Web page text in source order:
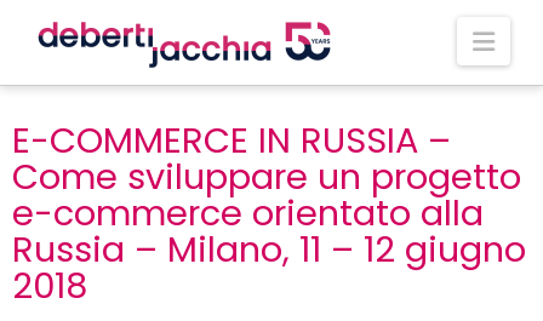
E-COMMERCE IN RUSSIA –
Come sviluppare un progetto
e-commerce orientato alla
Russia – Milano, 11 – 12 giugno
2018